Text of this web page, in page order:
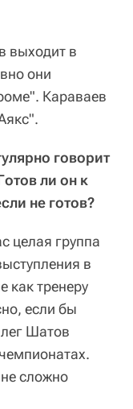
выходит в
они
Караваев
говорит
ли он к
не готов?
целая группа
в
как тренеру
если бы
Шатов
сложно